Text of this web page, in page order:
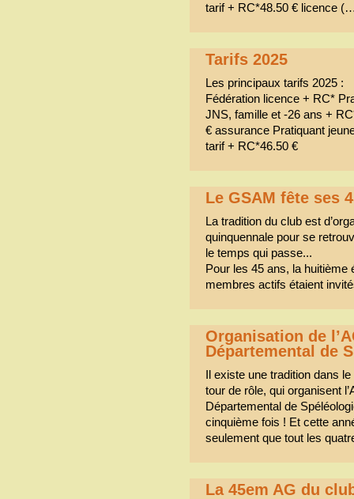
tarif + RC*48.50 € licence
Tarifs 2025
Les principaux tarifs 2025 :
Fédération licence + RC*
JNS, famille et -26 ans +
€ assurance Pratiquant
tarif + RC*46.50 €
Le GSAM fête ses
La tradition du club est
quinquennale pour se
le temps qui passe...
Pour les 45 ans, la huitième
membres actifs étaient
Organisation de
Départemental de
Il existe une tradition dans
tour de rôle, qui organisent
Départemental de
cinquième fois ! Et cette
seulement que tout les
La 45em AG du